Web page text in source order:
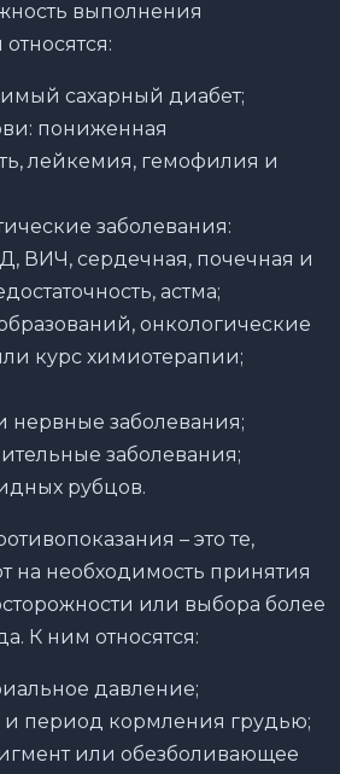
выполнения
сахарный диабет;
пониженная
лейкемия, гемофилия и
заболевания:
ВИЧ, сердечная, почечная и
астма;
онкологические
курс химиотерапии;
нервные заболевания;
заболевания;
рубцов.
– это те,
на необходимость принятия
или выбора более
К ним относятся:
давление;
и период кормления грудью;
или обезболивающее